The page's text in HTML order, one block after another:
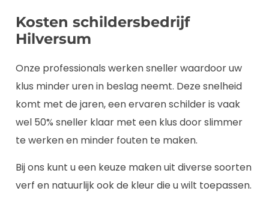
Kosten schildersbedrijf
Hilversum
Onze professionals werken sneller waardoor uw
klus minder uren in beslag neemt. Deze snelheid
komt met de jaren, een ervaren schilder is vaak
wel 50% sneller klaar met een klus door slimmer
te werken en minder fouten te maken.
Bij ons kunt u een keuze maken uit diverse soorten
verf en natuurlijk ook de kleur die u wilt toepassen.